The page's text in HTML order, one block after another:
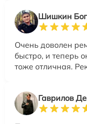
Шишкин
Очень доволен
быстро, и теперь
тоже отличная.
Гаврилов